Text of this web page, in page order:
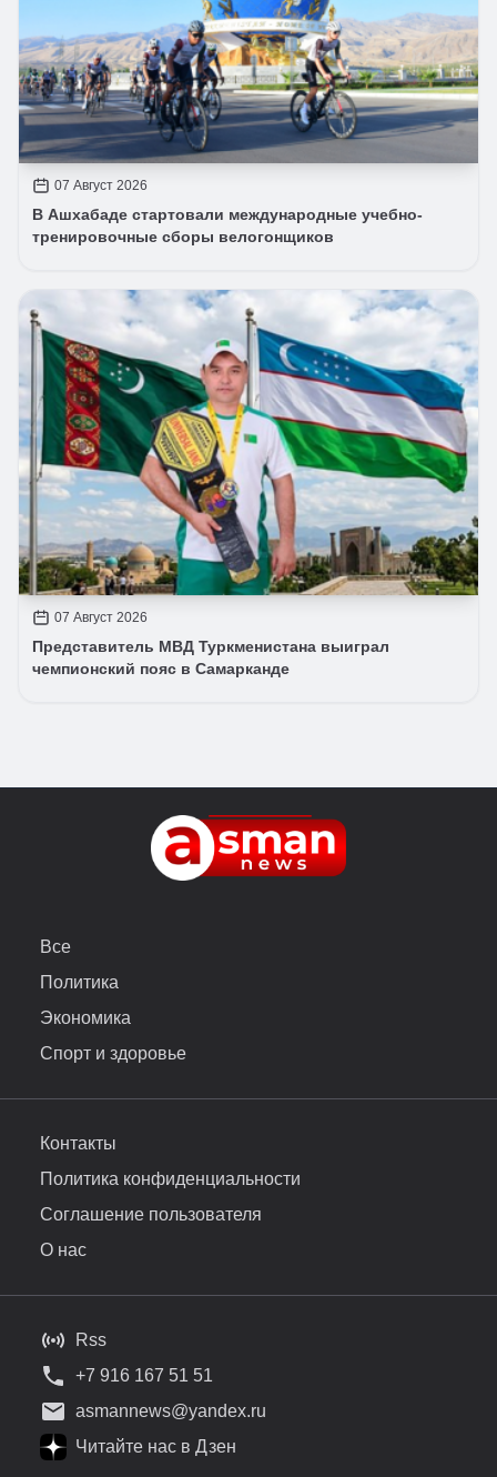
07 Август 2026
В Ашхабаде стартовали международные учебно-
тренировочные сборы велогонщиков
07 Август 2026
Представитель МВД Туркменистана выиграл
чемпионский пояс в Самарканде
Все
Политика
Экономика
Спорт и здоровье
Контакты
Политика конфиденциальности
Соглашение пользователя
О нас
Rss
+7 916 167 51 51
asmannews@yandex.ru
Читайте нас в Дзен